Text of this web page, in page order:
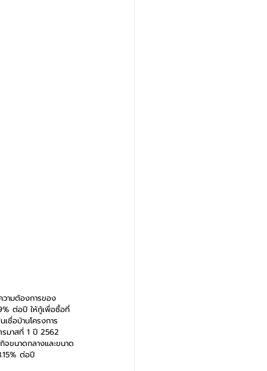
วามต้องการของ
ต่อปี ให้กู้เพื่อซื้อที่
ชื่อบ้านโครงการ
มาสที่ 1 ปี 2562
ขนาดกลางและขนาด
ต่อปี